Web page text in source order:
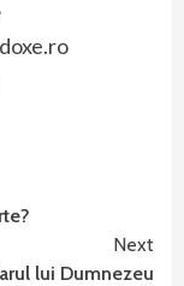
Next
lui Dumnezeu